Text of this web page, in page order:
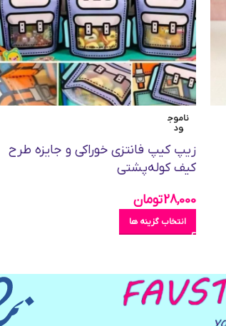
ناموج
ود
زیپ کیپ فانتزی خوراکی و جایزه طرح
کیف کوله‌پشتی
28,000تومان
انتخاب گزینه ها